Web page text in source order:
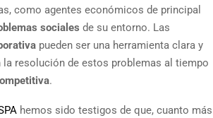
como agentes económicos de principal
sociales de su entorno. Las
pueden ser una herramienta clara y
resolución de estos problemas al tiempo
.
hemos sido testigos de que, cuanto más